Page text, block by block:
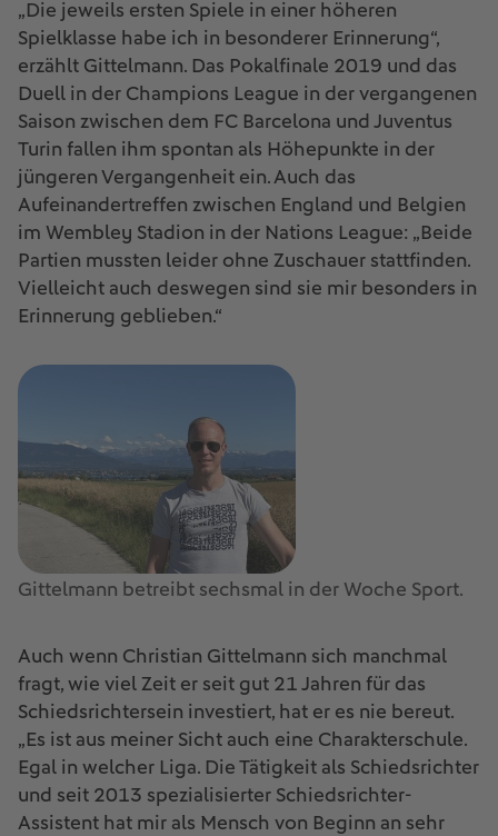
„Die jeweils ersten Spiele in einer höheren
Spielklasse habe ich in besonderer Erinnerung“,
erzählt Gittelmann. Das Pokalfinale 2019 und das
Duell in der Champions League in der vergangenen
Saison zwischen dem FC Barcelona und Juventus
Turin fallen ihm spontan als Höhepunkte in der
jüngeren Vergangenheit ein. Auch das
Aufeinandertreffen zwischen England und Belgien
im Wembley Stadion in der Nations League: „Beide
Partien mussten leider ohne Zuschauer stattfinden.
Vielleicht auch deswegen sind sie mir besonders in
Erinnerung geblieben.“
Gittelmann betreibt sechsmal in der Woche Sport.
Auch wenn Christian Gittelmann sich manchmal
fragt, wie viel Zeit er seit gut 21 Jahren für das
Schiedsrichtersein investiert, hat er es nie bereut.
„Es ist aus meiner Sicht auch eine Charakterschule.
Egal in welcher Liga. Die Tätigkeit als Schiedsrichter
und seit 2013 spezialisierter Schiedsrichter-
Assistent hat mir als Mensch von Beginn an sehr